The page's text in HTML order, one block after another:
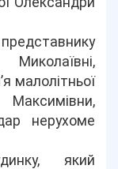
малолітньої
нерухоме
який